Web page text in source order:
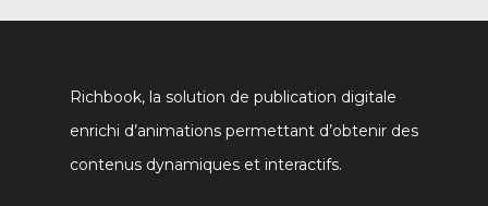
Richbook, la solution de publication digitale
enrichi d’animations permettant d’obtenir des
contenus dynamiques et interactifs.